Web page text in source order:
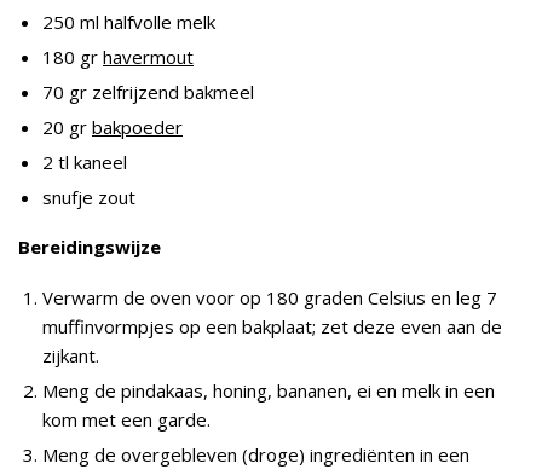
250 ml halfvolle melk
180 gr havermout
70 gr zelfrijzend bakmeel
20 gr bakpoeder
2 tl kaneel
snufje zout
Bereidingswijze
Verwarm de oven voor op 180 graden Celsius en leg 7
muffinvormpjes op een bakplaat; zet deze even aan de
zijkant.
Meng de pindakaas, honing, bananen, ei en melk in een
kom met een garde.
Meng de overgebleven (droge) ingrediënten in een